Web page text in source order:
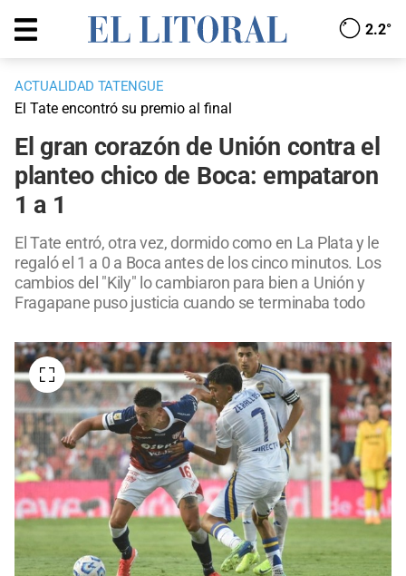
2.2°
ACTUALIDAD TATENGUE
El Tate encontró su premio al final
El gran corazón de Unión contra el
planteo chico de Boca: empataron
1 a 1
El Tate entró, otra vez, dormido como en La Plata y le
regaló el 1 a 0 a Boca antes de los cinco minutos. Los
cambios del "Kily" lo cambiaron para bien a Unión y
Fragapane puso justicia cuando se terminaba todo